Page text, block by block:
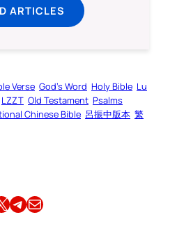
ARTICLES
Verse God’s Word Holy Bible Lu
LZZT Old Testament Psalms
Chinese Bible 呂振中版本 繁
X Share this article on TelegramEmail this Article